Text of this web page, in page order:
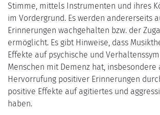
Stimme, mittels Instrumenten und ihres
im Vordergrund. Es werden andererseits
Erinnerungen wachgehalten bzw. der
ermöglicht. Es gibt Hinweise, dass
Effekte auf psychische und
Menschen mit Demenz hat, insbesondere
Hervorrufung positiver Erinnerungen
positive Effekte auf agitiertes und
haben.